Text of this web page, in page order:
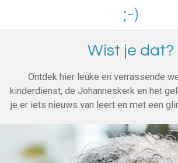
;-)
Wist je dat?
Ontdek hier leuke en verrassende
kinderdienst, de Johanneskerk en het
je er iets nieuws van leert en met een